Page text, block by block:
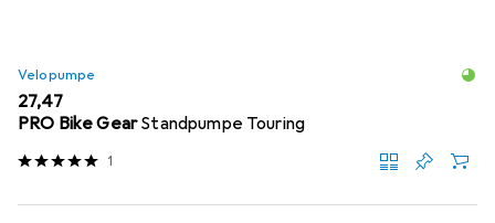
Velopumpe
EUR
27,47
PRO Bike GearStandpumpe Touring
1